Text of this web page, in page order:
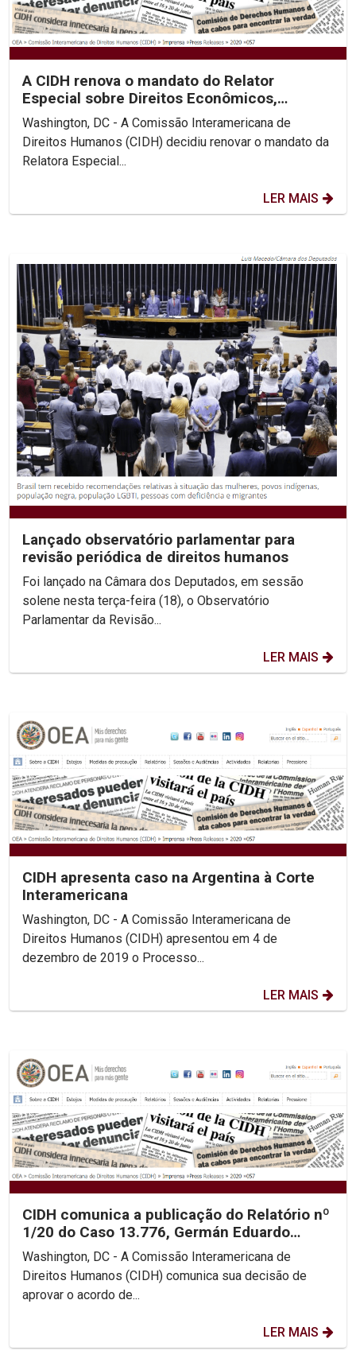
A CIDH renova o mandato do Relator
Especial sobre Direitos Econômicos,
Sociais, Culturais e...
Washington, DC - A Comissão Interamericana de
Direitos Humanos (CIDH) decidiu renovar o mandato da
Relatora Especial...
LER MAIS
Lançado observatório parlamentar para
revisão periódica de direitos humanos
Foi lançado na Câmara dos Deputados, em sessão
solene nesta terça-feira (18), o Observatório
Parlamentar da Revisão...
LER MAIS
CIDH apresenta caso na Argentina à Corte
Interamericana
Washington, DC - A Comissão Interamericana de
Direitos Humanos (CIDH) apresentou em 4 de
dezembro de 2019 o Processo...
LER MAIS
CIDH comunica a publicação do Relatório nº
1/20 do Caso 13.776, Germán Eduardo
Giraldo e Família...
Washington, DC - A Comissão Interamericana de
Direitos Humanos (CIDH) comunica sua decisão de
aprovar o acordo de...
LER MAIS